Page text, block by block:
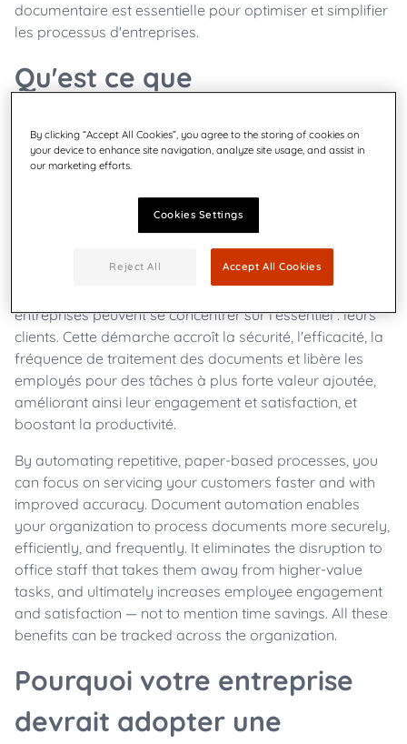
documentaire est essentielle pour optimiser et simplifier
les processus d'entreprises.
Qu'est ce que
documentaire ?
L'automatisation documentaire consiste à automatiser
la création et la diffusion de documents électroniques à
grande échelle, ce qui permet de minimiser l'effort
humain, le temps et les coûts. En se focalisant sur
entreprises peuvent se concentrer sur l'essentiel : leurs
clients. Cette démarche accroît la sécurité, l'efficacité, la
fréquence de traitement des documents et libère les
employés pour des tâches à plus forte valeur ajoutée,
améliorant ainsi leur engagement et satisfaction, et
boostant la productivité.
By automating repetitive, paper-based processes, you
can focus on servicing your customers faster and with
improved accuracy. Document automation enables
your organization to process documents more securely,
efficiently, and frequently. It eliminates the disruption to
office staff that takes them away from higher-value
tasks, and ultimately increases employee engagement
and satisfaction — not to mention time savings. All these
benefits can be tracked across the organization.
Pourquoi votre entreprise
devrait adopter une
By clicking “Accept All Cookies”, you agree to the storing of cookies on
your device to enhance site navigation, analyze site usage, and assist in
our marketing efforts.
Cookies Settings
Reject All Accept All Cookies